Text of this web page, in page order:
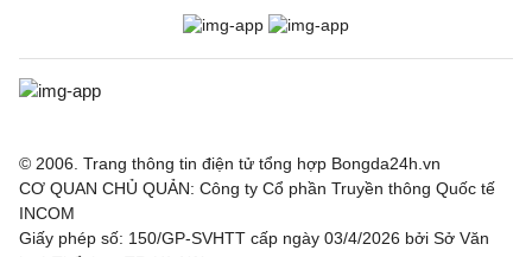
VĐQG Bồ Đào Nha, Hôm nay - 09/08
Vitoria de Guimaraes
Atletico Tucuman 1 - 2 Sarmiento
Deportivo Riestra 2 - 0
Estudiantes de la
© 2006. Trang thông tin điện tử tổng hợp Bongda24h.vn
CƠ QUAN CHỦ QUẢN: Công ty Cổ phần Truyền thông Quốc tế
INCOM
Giấy phép số: 150/GP-SVHTT cấp ngày 03/4/2026 bởi Sở Văn